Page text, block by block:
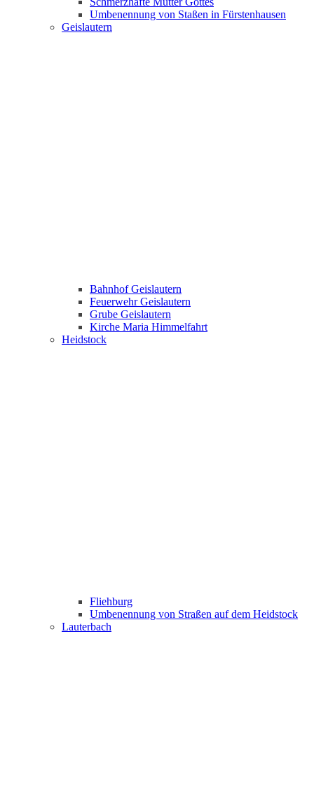
Umbenennung von Staßen in Fürstenhausen
Geislautern
Bahnhof Geislautern
Feuerwehr Geislautern
Grube Geislautern
Kirche Maria Himmelfahrt
Heidstock
Fliehburg
Umbenennung von Straßen auf dem Heidstock
Lauterbach